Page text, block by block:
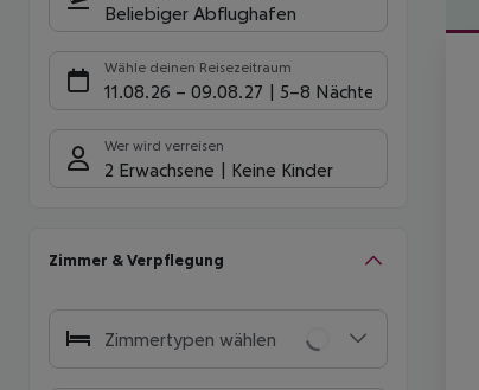
Beliebiger Abflughafen
Wähle deinen Reisezeitraum
11.08.26 – 09.08.27 5-8 Nächte
Wer wird verreisen
2 Erwachsene Keine Kinder
Zimmer & Verpflegung
Zimmertypen wählen